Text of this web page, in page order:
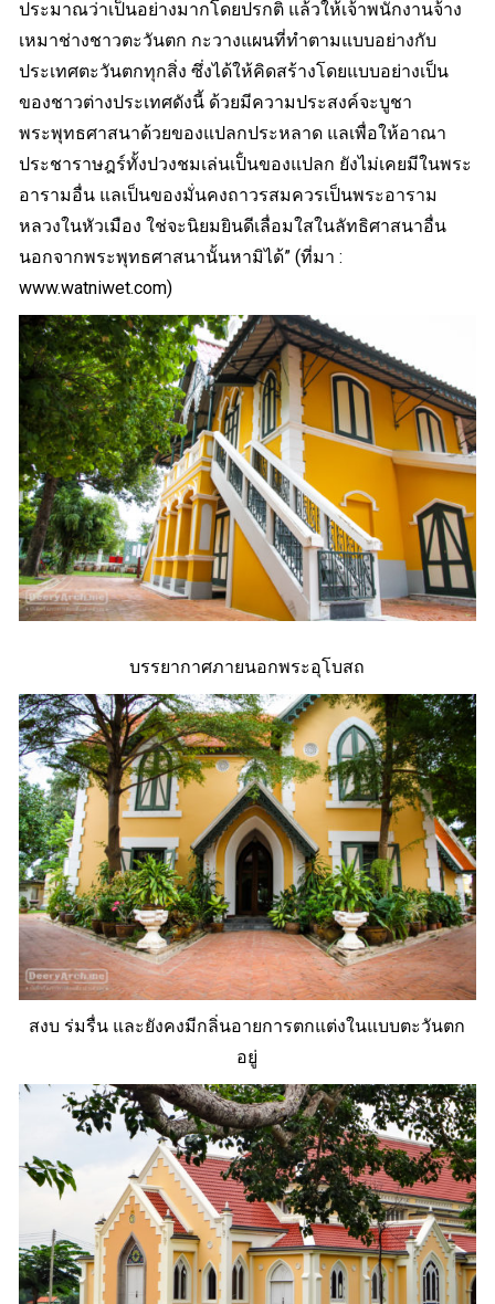
ประมาณว่าเป็นอย่างมากโดยปรกติ แล้วให้เจ้าพนักงานจ้าง
เหมาช่างชาวตะวันตก กะวางแผนที่ทำตามแบบอย่างกับ
ประเทศตะวันตกทุกสิ่ง ซึ่งได้ให้คิดสร้างโดยแบบอย่างเป็น
ของชาวต่างประเทศดังนี้ ด้วยมีความประสงค์จะบูชา
พระพุทธศาสนาด้วยของแปลกประหลาด แลเพื่อให้อาณา
ประชาราษฎร์ทั้งปวงชมเล่นเป็่นของแปลก ยังไม่เคยมีในพระ
อารามอื่น แลเป็นของมั่นคงถาวรสมควรเป็นพระอาราม
หลวงในหัวเมือง ใช่จะนิยมยินดีเลื่อมใสในลัทธิศาสนาอื่น
นอกจากพระพุทธศาสนานั้นหามิได้” (ที่มา :
www.watniwet.com)
บรรยากาศภายนอกพระอุโบสถ
สงบ ร่มรื่น และยังคงมีกลิ่นอายการตกแต่งในแบบตะวันตก
อยู่